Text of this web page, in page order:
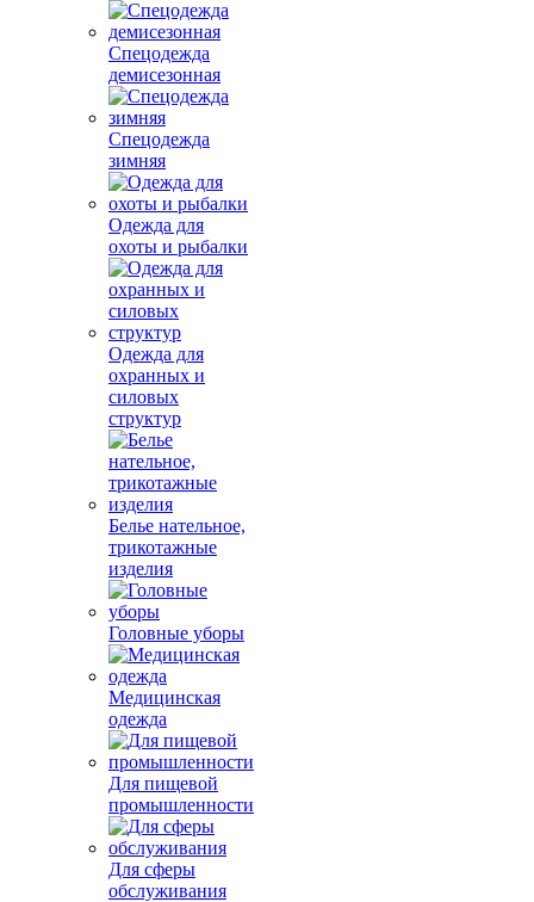
Спецодежда
демисезонная
Спецодежда
зимняя
Одежда для
охоты и рыбалки
Одежда для
охранных и
силовых
структур
Белье нательное,
трикотажные
изделия
Головные уборы
Медицинская
одежда
Для пищевой
промышленности
Для сферы
обслуживания